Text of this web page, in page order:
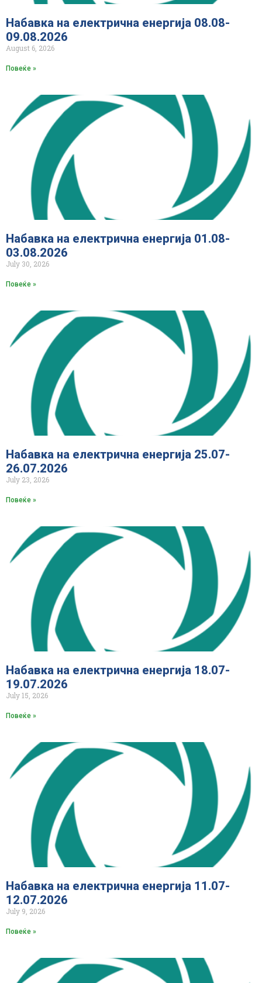
Набавка на електрична енергија 08.08-
09.08.2026
August 6, 2026
Повеќе »
Набавка на електрична енергија 01.08-
03.08.2026
July 30, 2026
Повеќе »
Набавка на електрична енергија 25.07-
26.07.2026
July 23, 2026
Повеќе »
Набавка на електрична енергија 18.07-
19.07.2026
July 15, 2026
Повеќе »
Набавка на електрична енергија 11.07-
12.07.2026
July 9, 2026
Повеќе »